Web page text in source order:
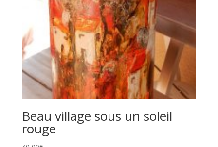
Beau village sous un soleil
rouge